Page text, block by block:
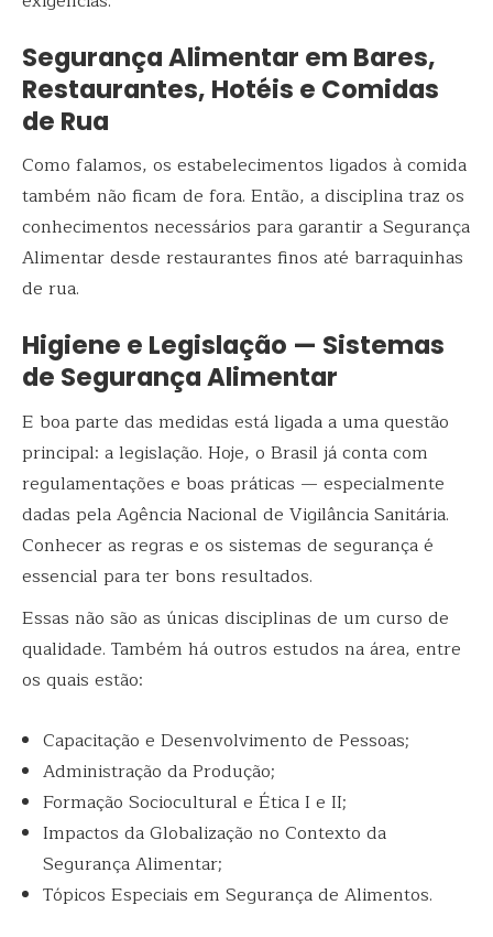
Segurança Alimentar em Bares,
Restaurantes, Hotéis e Comidas
de Rua
Como falamos, os estabelecimentos ligados à comida
também não ficam de fora. Então, a disciplina traz os
conhecimentos necessários para garantir a Segurança
Alimentar desde restaurantes finos até barraquinhas
de rua.
Higiene e Legislação — Sistemas
de Segurança Alimentar
E boa parte das medidas está ligada a uma questão
principal: a legislação. Hoje, o Brasil já conta com
regulamentações e boas práticas — especialmente
dadas pelaAgência Nacional de Vigilância Sanitária.
Conhecer as regras e os sistemas de segurança é
essencial para ter bons resultados.
Essas não são as únicas disciplinas de um curso de
qualidade. Também há outros estudos na área, entre
os quais estão:
Capacitação e Desenvolvimento de Pessoas;
Administração da Produção;
Formação Sociocultural e Ética I e II;
Impactos da Globalização no Contexto da
Segurança Alimentar;
Tópicos Especiais em Segurança de Alimentos.